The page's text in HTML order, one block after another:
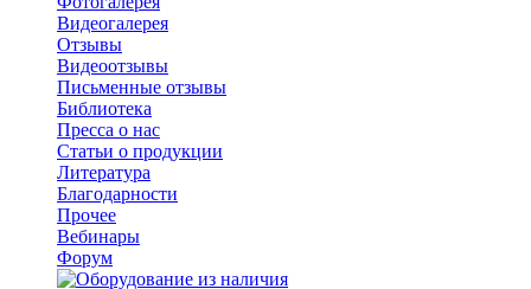
Видеогалерея
Отзывы
Видеоотзывы
Письменные отзывы
Библиотека
Пресса о нас
Статьи о продукции
Литература
Благодарности
Прочее
Вебинары
Форум